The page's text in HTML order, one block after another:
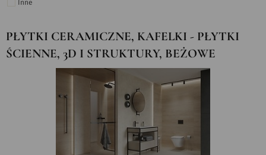
Inne
PŁYTKI CERAMICZNE, KAFELKI - PŁYTKI
ŚCIENNE, 3D I STRUKTURY, BEŻOWE